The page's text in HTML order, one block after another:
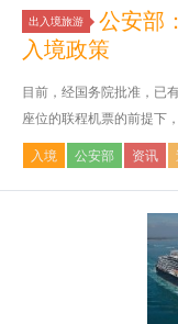
出入境旅游
公安部
入境政策
目前，经国务院批准，已
座位的联程机票的前提下
入境 公安部 资讯